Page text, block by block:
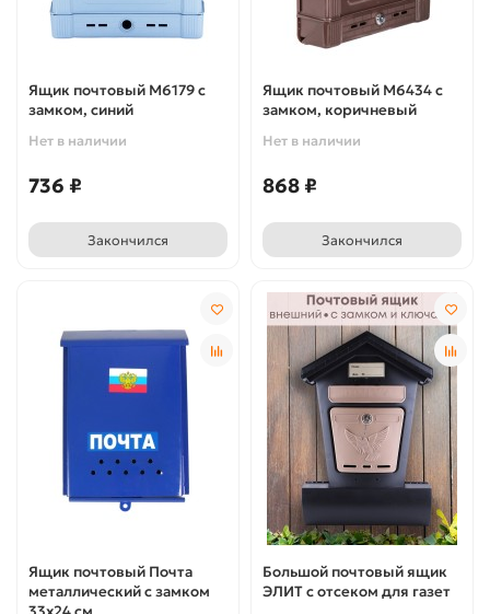
Ящик почтовый М6179 с
замком, синий
Нет в наличии
736 ₽
Закончился
Ящик почтовый М6434 с
замком, коричневый
Нет в наличии
868 ₽
Закончился
Ящик почтовый Почта
металлический с замком
Большой почтовый ящик
ЭЛИТ с отсеком для газет